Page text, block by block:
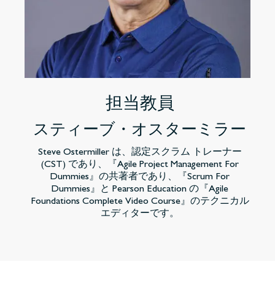
担当教員
スティーブ・オスターミラー
Steve Ostermiller は、認定スクラム トレーナー
(CST) であり、『Agile Project Management For
Dummies』の共著者であり、『Scrum For
Dummies』と Pearson Education の『Agile
Foundations Complete Video Course』のテクニカル
エディターです。